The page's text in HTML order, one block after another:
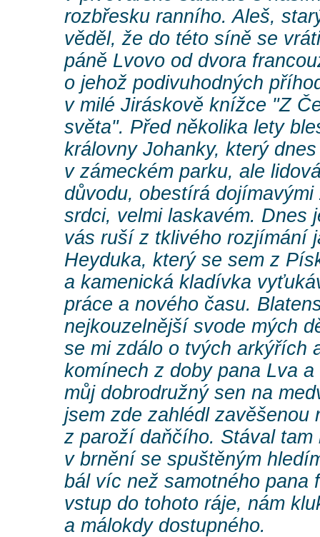
rozbřesku ranního. Aleš,
věděl, že do této síně se
páně Lvovo od dvora
o jehož podivuhodných
v milé Jiráskově knížce "Z
světa". Před několika lety
královny Johanky, který
v zámeckém parku, ale
důvodu, obestírá
srdci, velmi laskavém. Dnes
vás ruší z tklivého rozjímání
Heyduka, který se sem z
a kamenická kladívka
práce a nového času.
nejkouzelnější svode mých
se mi zdálo o tvých arkýřích
komínech z doby pana Lva
můj dobrodružný sen na
jsem zde zahlédl zavěšenou
z paroží daňčího. Stával
v brnění se spuštěným
bál víc než samotného pana
vstup do tohoto ráje, nám
a málokdy dostupného.